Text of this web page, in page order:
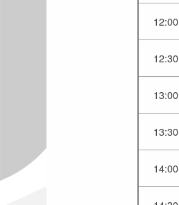
12:00
12:30
13:00
13:30
14:00